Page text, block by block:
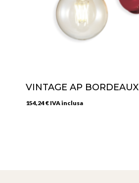
VINTAGE AP BORDEAUX
154,24€ IVA inclusa